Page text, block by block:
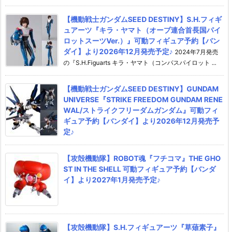
【機動戦士ガンダムSEED DESTINY】S.H.フィギ
ュアーツ『キラ・ヤマト（オーブ連合首長国パイ
ロットスーツVer.）』可動フィギュア予約【バン
ダイ】より2026年12月発売予定♪ 2024年7月発売
の『S.H.Figuarts キラ・ヤマト（コンパスパイロット ...
【機動戦士ガンダムSEED DESTINY】GUNDAM
UNIVERSE『STRIKE FREEDOM GUNDAM RENE
WAL/ストライクフリーダムガンダム』可動フィ
ギュア予約【バンダイ】より2026年12月発売予
定♪
【攻殻機動隊】ROBOT魂『フチコマ』THE GHO
ST IN THE SHELL 可動フィギュア予約【バンダ
イ】より2027年1月発売予定♪
【攻殻機動隊】S.H.フィギュアーツ『草薙素子』